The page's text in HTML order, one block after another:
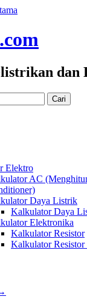
dan
Elektro
AC
Daya Listrik
Kalkulator Daya
Elektronika
Kalkulator Resistor
Kalkulator